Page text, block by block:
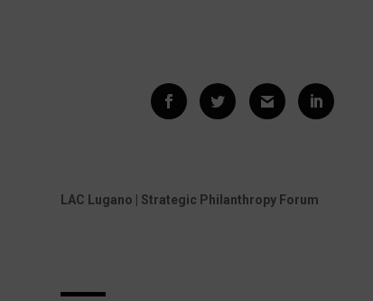
LAC Lugano | Strategic Philanthropy Forum